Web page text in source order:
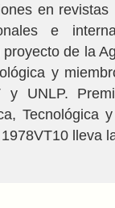
en revistas
e
de la
y
UNLP.
Tecnológica
lleva